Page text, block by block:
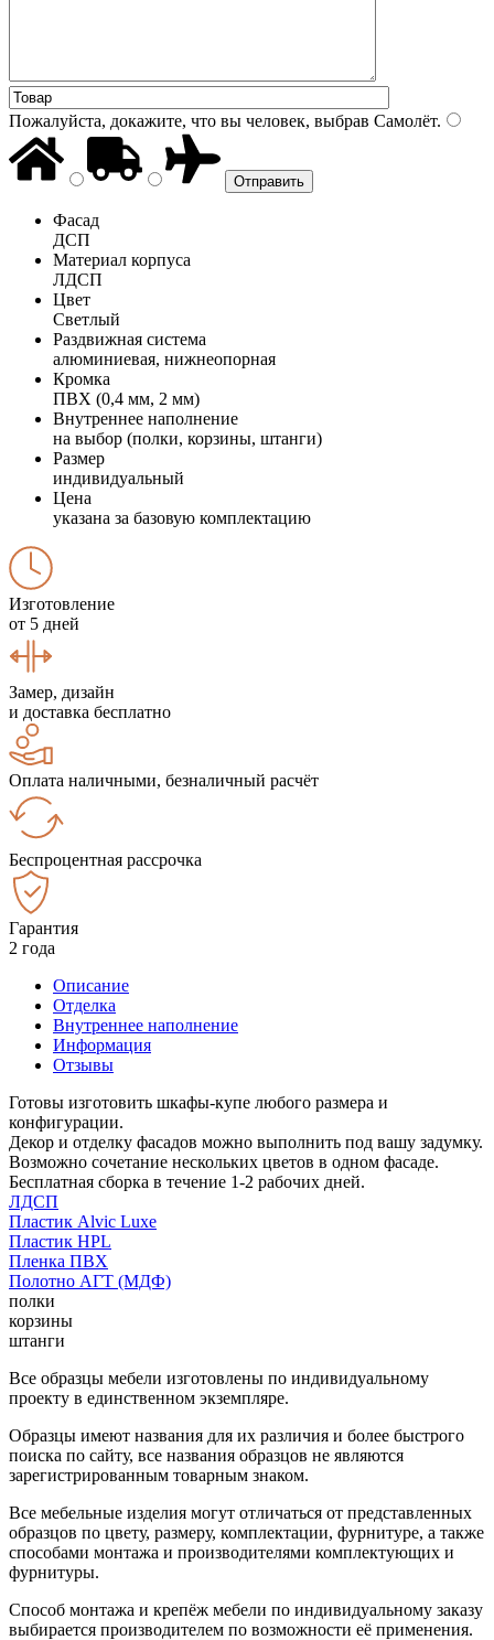
Пожалуйста, докажите, что вы человек, выбрав Самолёт.
Фасад
ДСП
Материал корпуса
ЛДСП
Цвет
Светлый
Раздвижная система
алюминиевая, нижнеопорная
Кромка
ПВХ (0,4 мм, 2 мм)
Внутреннее наполнение
на выбор (полки, корзины, штанги)
Размер
индивидуальный
Цена
указана за базовую комплектацию
Изготовление
от 5 дней
Замер, дизайн
и доставка бесплатно
Оплата наличными, безналичный расчёт
Беспроцентная рассрочка
Гарантия
2 года
Описание
Отделка
Внутреннее наполнение
Информация
Отзывы
Готовы изготовить шкафы-купе любого размера и
конфигурации.
Декор и отделку фасадов можно выполнить под вашу задумку.
Возможно сочетание нескольких цветов в одном фасаде.
Бесплатная сборка в течение 1-2 рабочих дней.
ЛДСП
Пластик Alvic Luxe
Пластик HPL
Пленка ПВХ
Полотно АГТ (МДФ)
полки
корзины
штанги
Все образцы мебели изготовлены по индивидуальному
проекту в единственном экземпляре.
Образцы имеют названия для их различия и более быстрого
поиска по сайту, все названия образцов не являются
зарегистрированным товарным знаком.
Все мебельные изделия могут отличаться от представленных
образцов по цвету, размеру, комплектации, фурнитуре, а также
способами монтажа и производителями комплектующих и
фурнитуры.
Способ монтажа и крепёж мебели по индивидуальному заказу
выбирается производителем по возможности её применения.